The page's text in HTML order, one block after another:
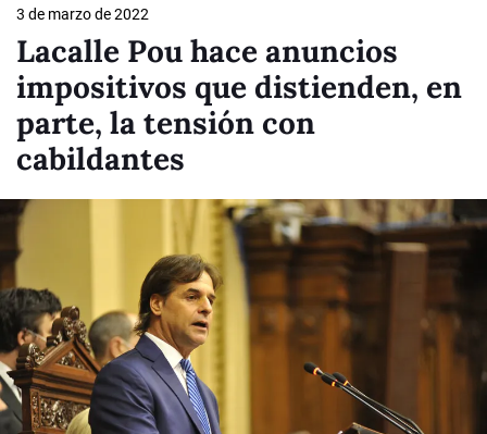
3 de marzo de 2022
Lacalle Pou hace anuncios
impositivos que distienden, en
parte, la tensión con
cabildantes